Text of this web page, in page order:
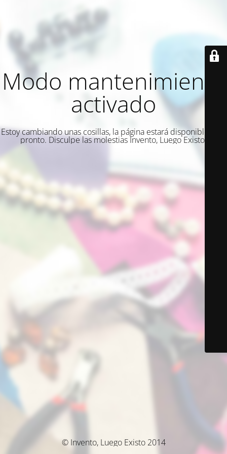
Modo mantenimiento
activado
Estoy cambiando unas cosillas, la página estará disponible muy
pronto. Disculpe las molestias Invento, Luego Existo.
© Invento, Luego Existo 2014